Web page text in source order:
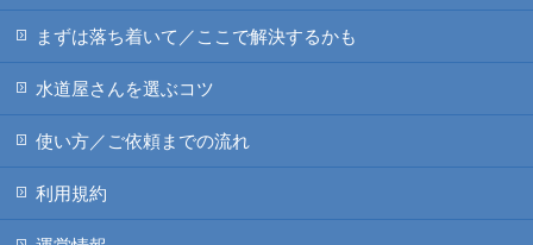
まずは落ち着いて／ここで解決するかも
水道屋さんを選ぶコツ
使い方／ご依頼までの流れ
利用規約